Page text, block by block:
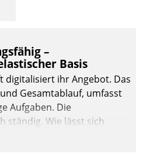
–
Basis
digitalisiert ihr Angebot. Das
Gesamtablauf, umfasst
Aufgaben. Die
ständig. Wie lässt sich
und zugleich Freiraum